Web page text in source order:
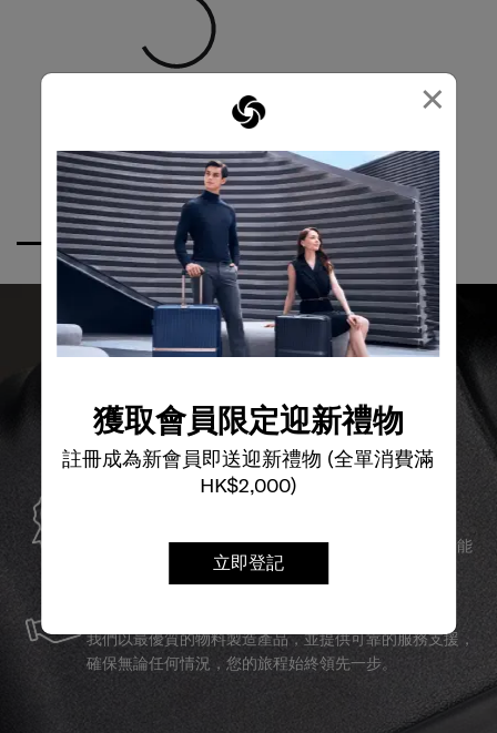
×
獲取會員限定迎新禮物
註冊成為新會員即送迎新禮物 (全單消費滿
HK$2,000)
立即登記
全球保修
夠長久伴隨您身邊。
服務與維修
確保無論任何情況，您的旅程始終領先一步。